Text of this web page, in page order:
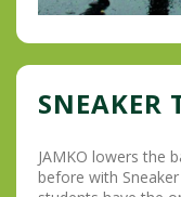
SNEAKER
JAMKO lowers the
before with